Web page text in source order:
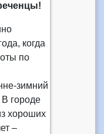
когда
по
зимний
В городе
хороших
–